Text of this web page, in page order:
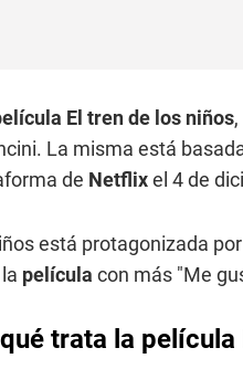
El tren de los niños
La misma está
de Netflixel 4 de
está protagonizada
película con más "Me
trata la película